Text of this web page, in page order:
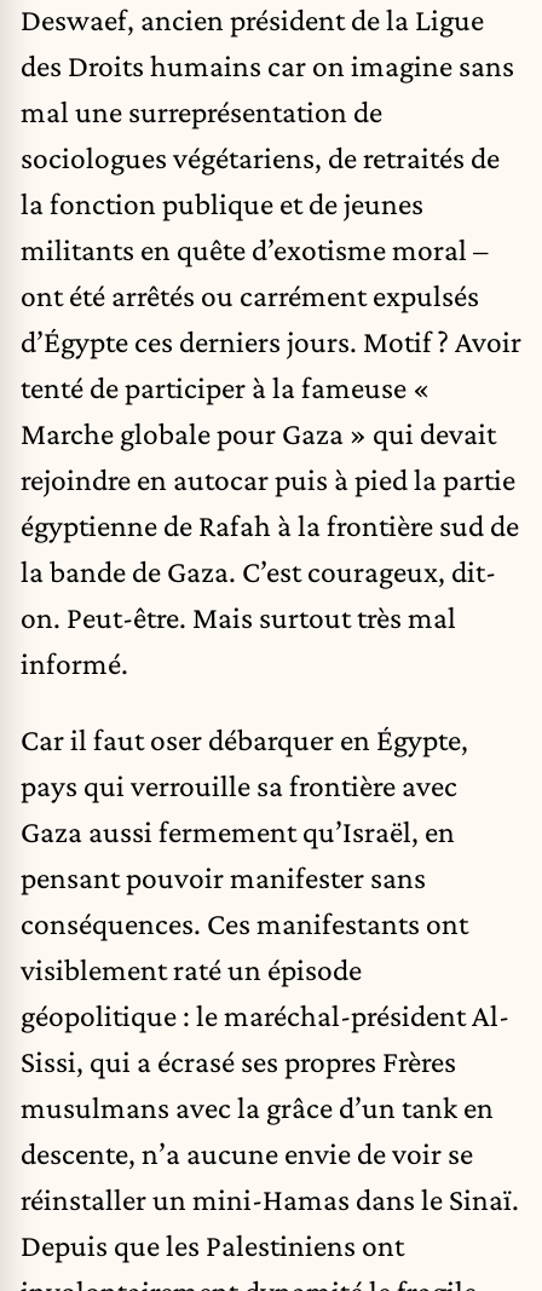
Deswaef, ancien président de la Ligue
des Droits humains car on imagine sans
mal une surreprésentation de
sociologues végétariens, de retraités de
la fonction publique et de jeunes
militants en quête d’exotisme moral –
ont été arrêtés ou carrément expulsés
d’Égypte ces derniers jours. Motif ? Avoir
tenté de participer à la fameuse «
Marche globale pour Gaza » qui devait
rejoindre en autocar puis à pied la partie
égyptienne de Rafah à la frontière sud de
la bande de Gaza. C’est courageux, dit-
on. Peut-être. Mais surtout très mal
informé.
Car il faut oser débarquer en Égypte,
pays qui verrouille sa frontière avec
Gaza aussi fermement qu’Israël, en
pensant pouvoir manifester sans
conséquences. Ces manifestants ont
visiblement raté un épisode
géopolitique : le maréchal-président Al-
Sissi, qui a écrasé ses propres Frères
musulmans avec la grâce d’un tank en
descente, n’a aucune envie de voir se
réinstaller un mini-Hamas dans le Sinaï.
Depuis que les Palestiniens ont